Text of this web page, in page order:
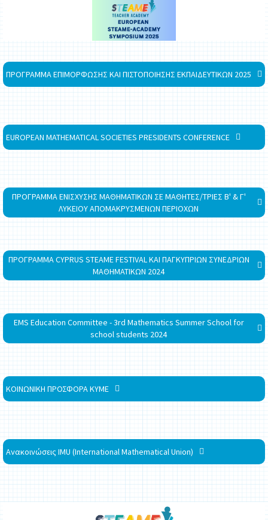
ΠΡΟΓΡΑΜΜΑ ΕΠΙΜΟΡΦΩΣΗΣ ΚΑΙ ΠΙΣΤΟΠΟΙΗΣΗΣ ΕΚΠΑΙΔΕΥΤΙΚΩΝ 2025
EUROPEAN MATHEMATICAL SOCIETIES PRESIDENTS CONFERENCE
ΠΡΟΓΡΑΜΜΑ ΕΝΙΣΧΥΣΗΣ ΜΑΘΗΜΑΤΙΚΩΝ ΣΕ ΜΑΘΗΤΕΣ/ΤΡΙΕΣ Β' & Γ'
ΛΥΚΕΙΟΥ ΑΠΟΜΑΚΡΥΣΜΕΝΩΝ ΠΕΡΙΟΧΩΝ
ΠΡΟΓΡΑΜΜΑ CYPRUS STEAME FESTIVAL ΚΑΙ ΠΑΓΚΥΠΡΙΩΝ ΣΥΝΕΔΡΙΩΝ
ΜΑΘΗΜΑΤΙΚΩΝ 2024
EMS Education Committee - 3rd Mathematics Summer School for
school students 2024
ΚΟΙΝΩΝΙΚΗ ΠΡΟΣΦΟΡΑ ΚΥΜΕ
Ανακοινώσεις IMU (International Mathematical Union)